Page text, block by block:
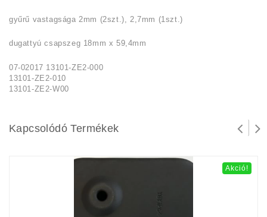
gyűrű vastagsága 2mm (2szt.), 2,7mm (1szt.)
dugattyú csapszeg 18mm x 59,4mm
07-02017 13101-ZE2-000
13101-ZE2-010
13101-ZE2-W00
Kapcsolódó Termékek
Akció!